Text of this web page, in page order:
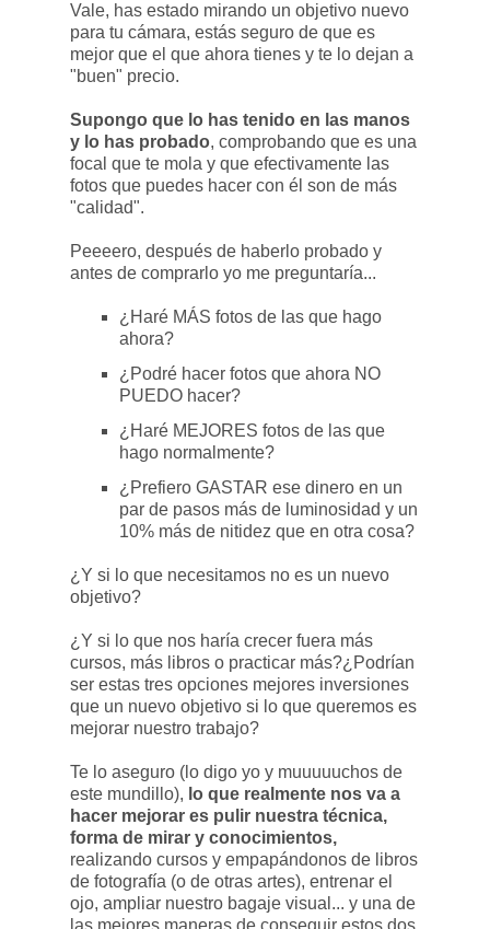
Vale, has estado mirando un objetivo nuevo
para tu cámara, estás seguro de que es
mejor que el que ahora tienes y te lo dejan a
"buen" precio.
Supongo que lo has tenido en las manos
y lo has probado, comprobando que es una
focal que te mola y que efectivamente las
fotos que puedes hacer con él son de más
"calidad".
Peeeero, después de haberlo probado y
antes de comprarlo yo me preguntaría...
¿Haré MÁS fotos de las que hago
ahora?
¿Podré hacer fotos que ahora NO
PUEDO hacer?
¿Haré MEJORES fotos de las que
hago normalmente?
¿Prefiero GASTAR ese dinero en un
par de pasos más de luminosidad y un
10% más de nitidez que en otra cosa?
¿Y si lo que necesitamos no es un nuevo
objetivo?
¿Y si lo que nos haría crecer fuera más
cursos, más libros o practicar más?¿Podrían
ser estas tres opciones mejores inversiones
que un nuevo objetivo si lo que queremos es
mejorar nuestro trabajo?
Te lo aseguro (lo digo yo y muuuuuchos de
este mundillo), lo que realmente nos va a
hacer mejorar es pulir nuestra técnica,
forma de mirar y conocimientos,
realizando cursos y empapándonos de libros
de fotografía (o de otras artes), entrenar el
ojo, ampliar nuestro bagaje visual... y una de